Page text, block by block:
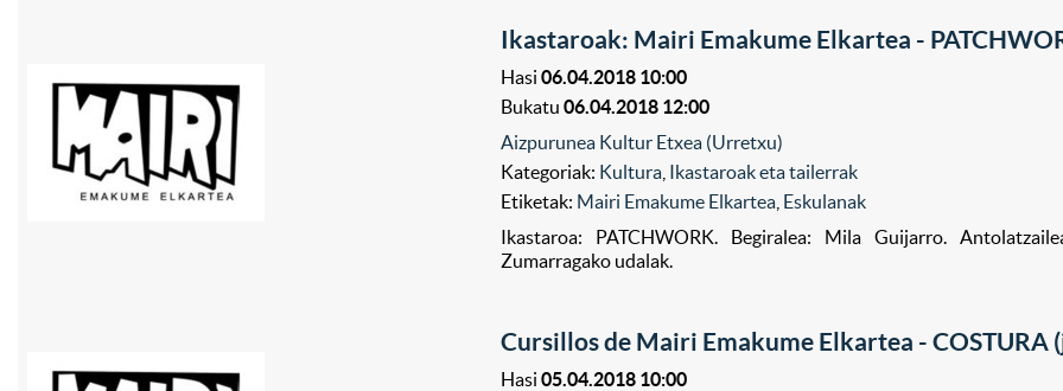
Ikastaroak: Mairi Emakume Elkartea -
Hasi06.04.2018 10:00
Bukatu06.04.2018 12:00
Aizpurunea Kultur Etxea (Urretxu)
Kategoriak: Kultura Ikastaroak eta tailerrak
Etiketak: Mairi Emakume Elkartea Eskulanak
Ikastaroa: PATCHWORK. Begiralea: Mila Guijarro.
Zumarragako udalak.
Cursillos de Mairi Emakume Elkartea - COSTURA
Hasi05.04.2018 10:00